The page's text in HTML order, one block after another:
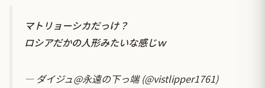
マトリョーシカだっけ？
ロシアだかの人形みたいな感じｗ
— ダイジュ@永遠の下っ端 (@vistlipper1761)